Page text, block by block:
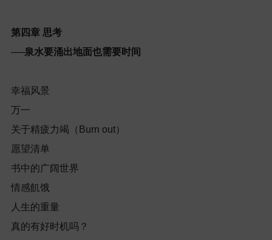
第四章 思考
──泉水要涌出地面也需要时间
幸福风景
万一
关于精疲力竭（ Burn out）
愿望清单
书中的广阔世界
情感飢饿
人生的重量
真的有好时机吗？